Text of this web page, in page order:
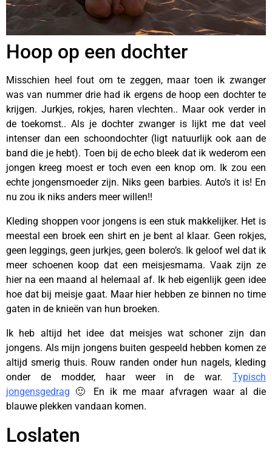
Hoop op een dochter
Misschien heel fout om te zeggen, maar toen ik zwanger
was van nummer drie had ik ergens de hoop een dochter te
krijgen. Jurkjes, rokjes, haren vlechten.. Maar ook verder in
de toekomst.. Als je dochter zwanger is lijkt me dat veel
intenser dan een schoondochter (ligt natuurlijk ook aan de
band die je hebt). Toen bij de echo bleek dat ik wederom een
jongen kreeg moest er toch even een knop om. Ik zou een
echte jongensmoeder zijn. Niks geen barbies. Auto’s it is! En
nu zou ik niks anders meer willen!!
Kleding shoppen voor jongens is een stuk makkelijker. Het is
meestal een broek een shirt en je bent al klaar. Geen rokjes,
geen leggings, geen jurkjes, geen bolero’s. Ik geloof wel dat ik
meer schoenen koop dat een meisjesmama. Vaak zijn ze
hier na een maand al helemaal af. Ik heb eigenlijk geen idee
hoe dat bij meisje gaat. Maar hier hebben ze binnen no time
gaten in de knieën van hun broeken.
Ik heb altijd het idee dat meisjes wat schoner zijn dan
jongens. Als mijn jongens buiten gespeeld hebben komen ze
altijd smerig thuis. Rouw randen onder hun nagels, kleding
onder de modder, haar weer in de war. Typisch
jongensgedrag 🙂 En ik me maar afvragen waar al die
blauwe plekken vandaan komen.
Loslaten